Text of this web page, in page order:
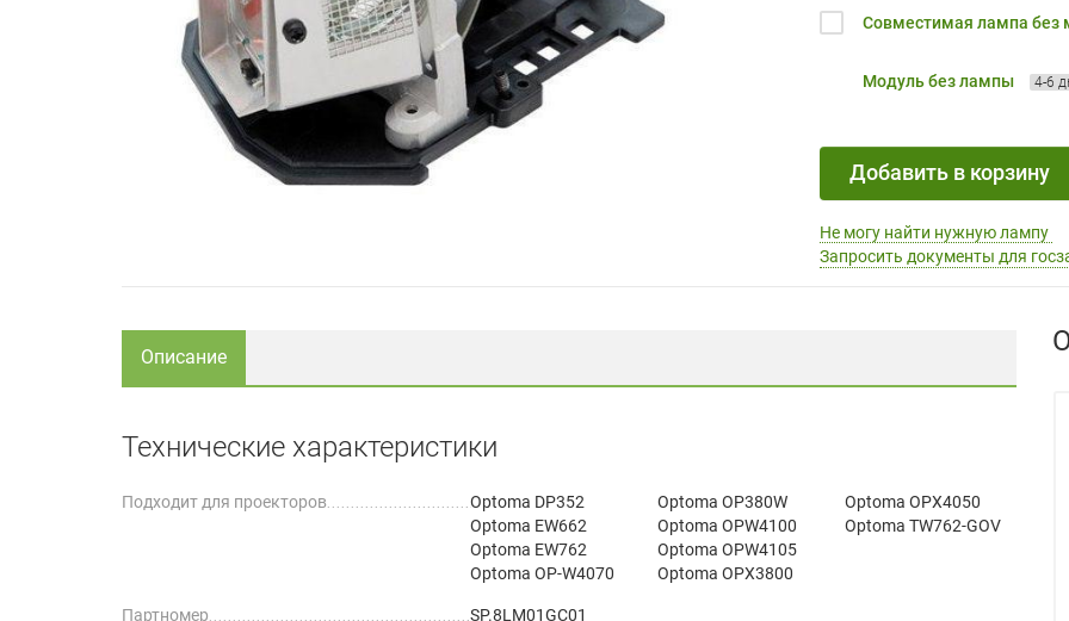
Совместимая лампа без
Модуль без лампы 4-6
Добавить в корзину
Не могу найти нужную лампу
Запросить документы для
Описание
Технические характеристики
Подходит для проекторов
Optoma DP352
Optoma EW662
Optoma EW762
Optoma OP-W4070
Optoma OP380W
Optoma OPW4100
Optoma OPW4105
Optoma OPX3800
Optoma OPX4050
Optoma TW762-GOV
Партномер SP.8LM01GC01